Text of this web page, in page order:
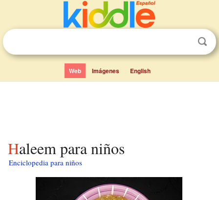
Web Imágenes English
Haleem para niños
Enciclopedia para niños